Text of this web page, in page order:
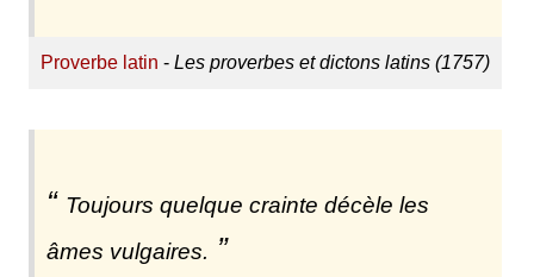
Proverbe latin - Les proverbes et dictons latins (1757)
Toujours quelque crainte décèle les
âmes vulgaires.